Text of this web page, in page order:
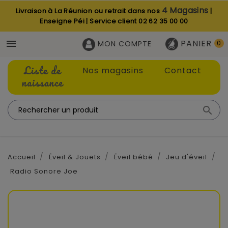
Livraison à La Réunion ou retrait dans nos 4 Magasins |
Enseigne Péi | Service client02 62 35 00 00
 PANIER 0
MON COMPTE
Liste de
naissance
Nos magasins Contact

Accueil Éveil & Jouets Éveil bébé
Jeu d'éveil
Radio Sonore Joe